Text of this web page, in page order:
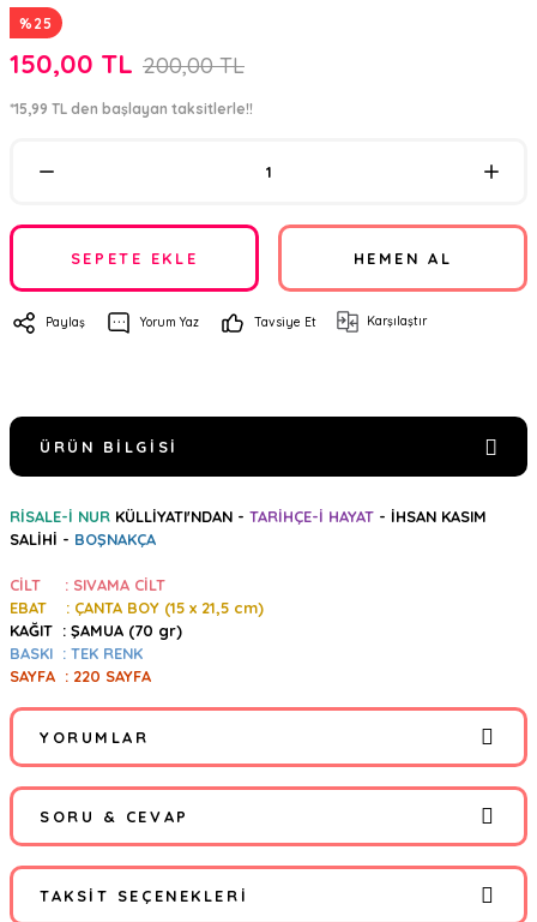
%25
150,00 TL 200,00 TL
*15,99 TL den başlayan taksitlerle!!
SEPETE EKLE HEMEN AL
Paylaş Yorum Yaz Tavsiye Et Karşılaştır
ÜRÜN BILGISI
RİSALE-İ NUR KÜLLİYATI'NDAN - TARİHÇE-İ HAYAT - İHSAN KASIM
SALİHİ - BOŞNAKÇA
CİLT : SIVAMA CİLT
EBAT : ÇANTA BOY (15 x 21,5 cm)
KAĞIT : ŞAMUA (70 gr)
BASKI : TEK RENK
SAYFA : 220 SAYFA
YORUMLAR
Bu ürüne ilk yorumu siz yapın!
Yorum Yaz
SORU & CEVAP
TAKSIT SEÇENEKLERI